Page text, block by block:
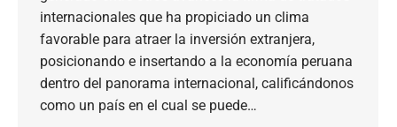
internacionales que ha propiciado un clima
favorable para atraer la inversión extranjera,
posicionando e insertando a la economía peruana
dentro del panorama internacional, calificándonos
como un país en el cual se puede…